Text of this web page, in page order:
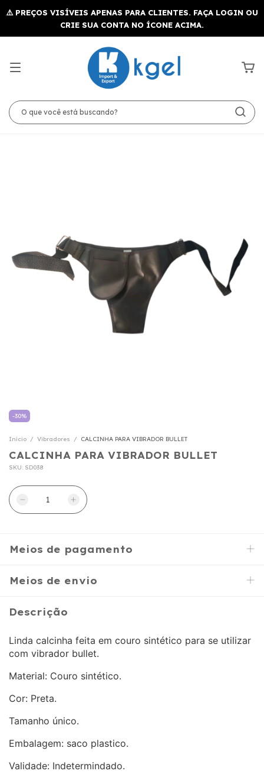
-30%
Início / Vibradores / CALCINHA PARA VIBRADOR BULLET
CALCINHA PARA VIBRADOR BULLET
SKU: SD038
Meios de pagamento
Meios de envio
Descrição
Linda calcinha feita em couro sintético para se utilizar
com vibrador bullet.
Material: Couro sintético.
Cor: Preta.
Tamanho único.
Embalagem: saco plastico.
Validade: Indetermindado.